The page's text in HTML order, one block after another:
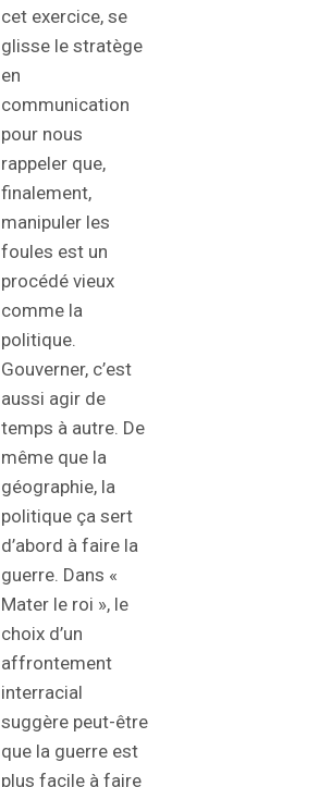
cet exercice, se
glisse le stratège
en
communication
pour nous
rappeler que,
finalement,
manipuler les
foules est un
procédé vieux
comme la
politique.
Gouverner, c’est
aussi agir de
temps à autre. De
même que la
géographie, la
politique ça sert
d’abord à faire la
guerre. Dans «
Mater le roi », le
choix d’un
affrontement
interracial
suggère peut-être
que la guerre est
plus facile à faire